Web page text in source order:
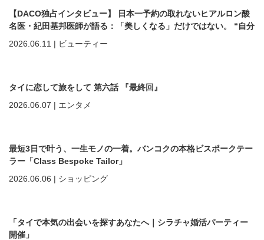
【DACO独占インタビュー】 日本一予約の取れないヒアルロン酸
名医・紀田基邦医師が語る：「美しくなる」だけではない。 “自分
を好きになる”ための美容医療
2026.06.11 | ビューティー
タイに恋して旅をして 第六話 『最終回』
2026.06.07 | エンタメ
最短3日で叶う、一生モノの一着。バンコクの本格ビスポークテー
ラー「Class Bespoke Tailor」
2026.06.06 | ショッピング
「タイで本気の出会いを探すあなたへ｜シラチャ婚活パーティー
開催」